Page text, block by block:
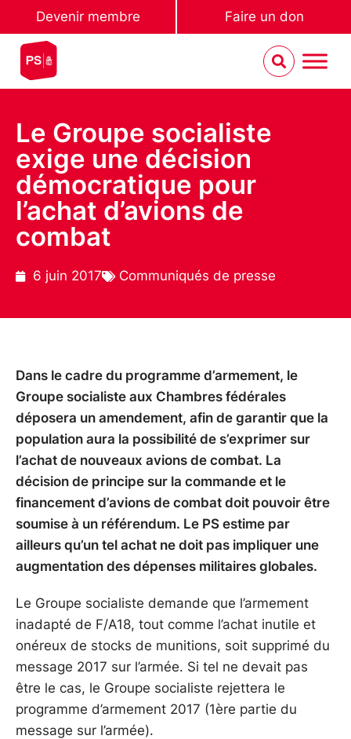
Devenir membre Faire un don
Le Groupe socialiste
exige une décision
démocratique pour
l’achat d’avions de
combat
6 juin 2017 Communiqués de presse
Dans le cadre du programme d’armement, le
Groupe socialiste aux Chambres fédérales
déposera un amendement, afin de garantir que la
population aura la possibilité de s’exprimer sur
l’achat de nouveaux avions de combat. La
décision de principe sur la commande et le
financement d’avions de combat doit pouvoir être
soumise à un référendum. Le PS estime par
ailleurs qu’un tel achat ne doit pas impliquer une
augmentation des dépenses militaires globales.
Le Groupe socialiste demande que l’armement
inadapté de F/A18, tout comme l’achat inutile et
onéreux de stocks de munitions, soit supprimé du
message 2017 sur l’armée. Si tel ne devait pas
être le cas, le Groupe socialiste rejettera le
programme d’armement 2017 (1ère partie du
message sur l’armée).